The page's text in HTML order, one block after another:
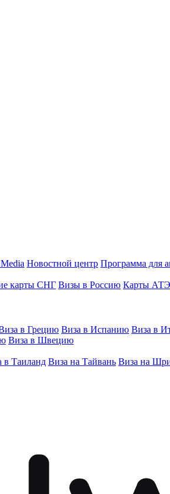
Новостной центр Программа для
карты СНГ Визы в Россию Карты
в Грецию Виза в Испанию Виза в
Виза в Швецию
в Таиланд Виза на Тайвань Виза на